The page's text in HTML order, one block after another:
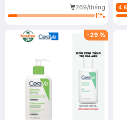
Dịu Da Nhạy Cảm 310ml
Hau Giang Lotus Soothing
Cleanser
269/tháng
11%
4.8
-29 %